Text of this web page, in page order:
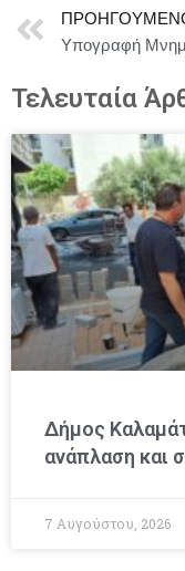
Τελευταία
Δήμος
ανάπλαση και
7 Αυγούστου, 2026